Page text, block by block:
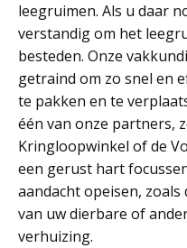
leegruimen. Als u daar
verstandig om het
besteden. Onze
getraind om zo snel en
te pakken en te
één van onze partners,
Kringloopwinkel of de
een gerust hart
aandacht opeisen,
van uw dierbare of
verhuizing.